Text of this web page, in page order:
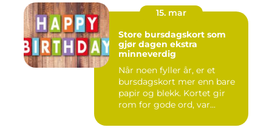
15. mar
Store bursdagskort som
gjør dagen ekstra
minneverdig
Når noen fyller år, er et
bursdagskort mer enn bare
papir og blekk. Kortet gir
rom for gode ord, var...